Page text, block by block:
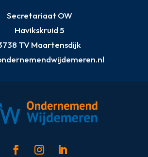
Secretariaat OW
Havikskruid 5
TV Maartensdijk